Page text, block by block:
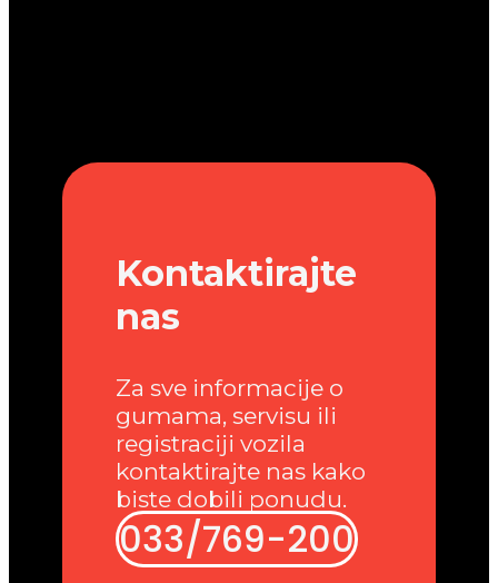
Kontaktirajte
nas
Za sve informacije o
gumama, servisu ili
registraciji vozila
kontaktirajte nas kako
biste dobili ponudu.
033/769-200